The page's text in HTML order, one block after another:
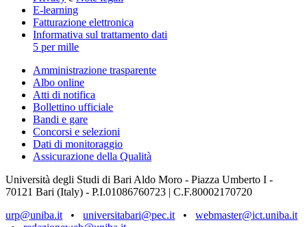
E-learning
Fatturazione elettronica
Informativa sul trattamento dati
5 per mille
Amministrazione trasparente
Albo online
Atti di notifica
Bollettino ufficiale
Bandi e gare
Concorsi e selezioni
Dati di monitoraggio
Assicurazione della Qualità
Università degli Studi di Bari Aldo Moro - Piazza Umberto I -
70121 Bari (Italy) - P.I.01086760723 | C.F.80002170720
urp@uniba.it • universitabari@pec.it • webmaster@ict.uniba.it